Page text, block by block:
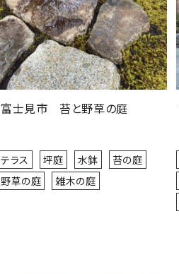
富士見市 苔と野草の庭
テラス 坪庭 水鉢
苔の庭
野草の庭
雑木の庭